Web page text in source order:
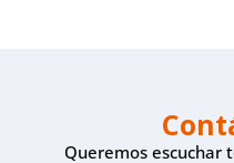
Queremos escuchar